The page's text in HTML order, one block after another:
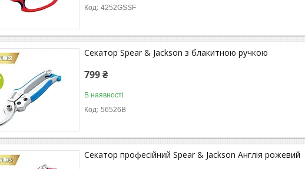
4252GSSF
Секатор Spear & Jackson з блакитною ручкою
799 ₴
В наявності
56526B
Секатор професійний Spear & Jackson Англія рожевий